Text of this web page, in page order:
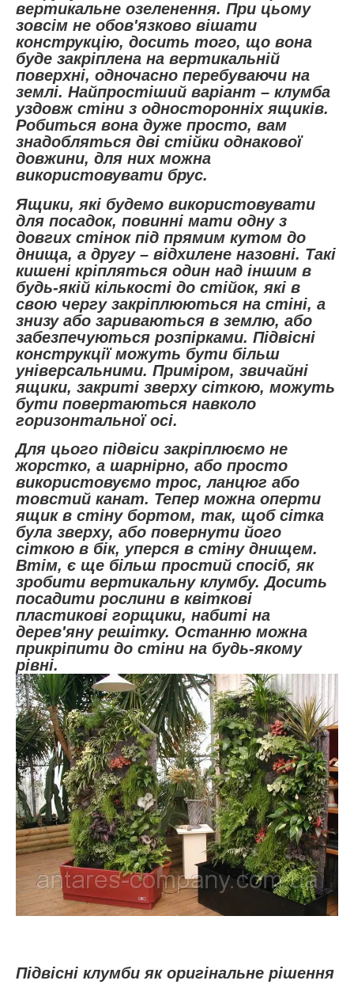
вертикальне озеленення. При цьому
зовсім не обов'язково вішати
конструкцію, досить того, що вона
буде закріплена на вертикальній
поверхні, одночасно перебуваючи на
землі. Найпростіший варіант – клумба
уздовж стіни з односторонніх ящиків.
Робиться вона дуже просто, вам
знадобляться дві стійки однакової
довжини, для них можна
використовувати брус.
Ящики, які будемо використовувати
для посадок, повинні мати одну з
довгих стінок під прямим кутом до
днища, а другу – відхилене назовні. Такі
кишені кріпляться один над іншим в
будь-якій кількості до стійок, які в
свою чергу закріплюються на стіні, а
знизу або зариваються в землю, або
забезпечуються розпірками. Підвісні
конструкції можуть бути більш
універсальними. Приміром, звичайні
ящики, закриті зверху сіткою, можуть
бути повертаються навколо
горизонтальної осі.
Для цього підвіси закріплюємо не
жорстко, а шарнірно, або просто
використовуємо трос, ланцюг або
товстий канат. Тепер можна оперти
ящик в стіну бортом, так, щоб сітка
була зверху, або повернути його
сіткою в бік, уперся в стіну днищем.
Втім, є ще більш простий спосіб, як
зробити вертикальну клумбу. Досить
посадити рослини в квіткові
пластикові горщики, набиті на
дерев'яну решітку. Останню можна
прикріпити до стіни на будь-якому
рівні.
Підвісні клумби як оригінальне рішення